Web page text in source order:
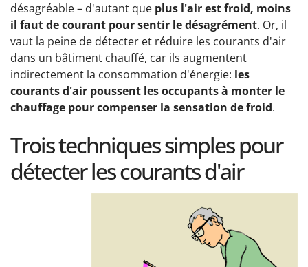
désagréable – d'autant que plus l'air est froid, moins
il faut de courant pour sentir le désagrément. Or, il
vaut la peine de détecter et réduire les courants d'air
dans un bâtiment chauffé, car ils augmentent
indirectement la consommation d'énergie: les
courants d'air poussent les occupants à monter le
chauffage pour compenser la sensation de froid.
Trois techniques simples pour
détecter les courants d'air